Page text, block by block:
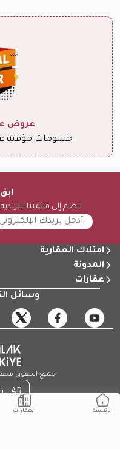
الرئيسية العقارات
عروض
حسومات مؤقتة
انضم إلى قائمتنا
امتلاك العقارية
المدونة
عقارات
وسائل
جميع الحقوق
AR - تركيا